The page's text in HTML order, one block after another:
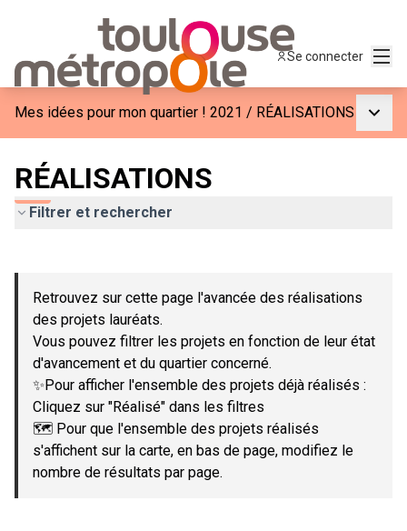
Se connecter
Mes idées pour mon quartier ! 2021 / RÉALISATIONS
RÉALISATIONS
Filtrer et rechercher
−
Retrouvez sur cette page l'avancée des réalisations
des projets lauréats.
Vous pouvez filtrer les projets en fonction de leur état
d'avancement et du quartier concerné.
✨Pour afficher l'ensemble des projets déjà réalisés :
Cliquez sur "Réalisé" dans les filtres
🗺️ Pour que l'ensemble des projets réalisés
s'affichent sur la carte, en bas de page, modifiez le
nombre de résultats par page.